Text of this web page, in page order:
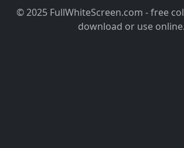
© 2025 FullWhiteScreen.com - free
download or use online.